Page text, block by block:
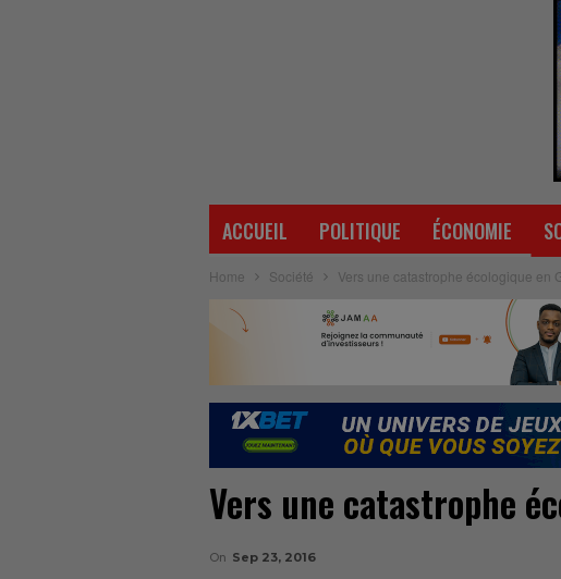
ACCUEIL POLITIQUE ÉCONOMIE
Home Société Vers une catastrophe écologique en
Vers une catastrophe
On Sep 23, 2016